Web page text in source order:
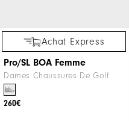
Achat Express
Pro/SL BOA Femme
Dames Chaussures De Golf
260€